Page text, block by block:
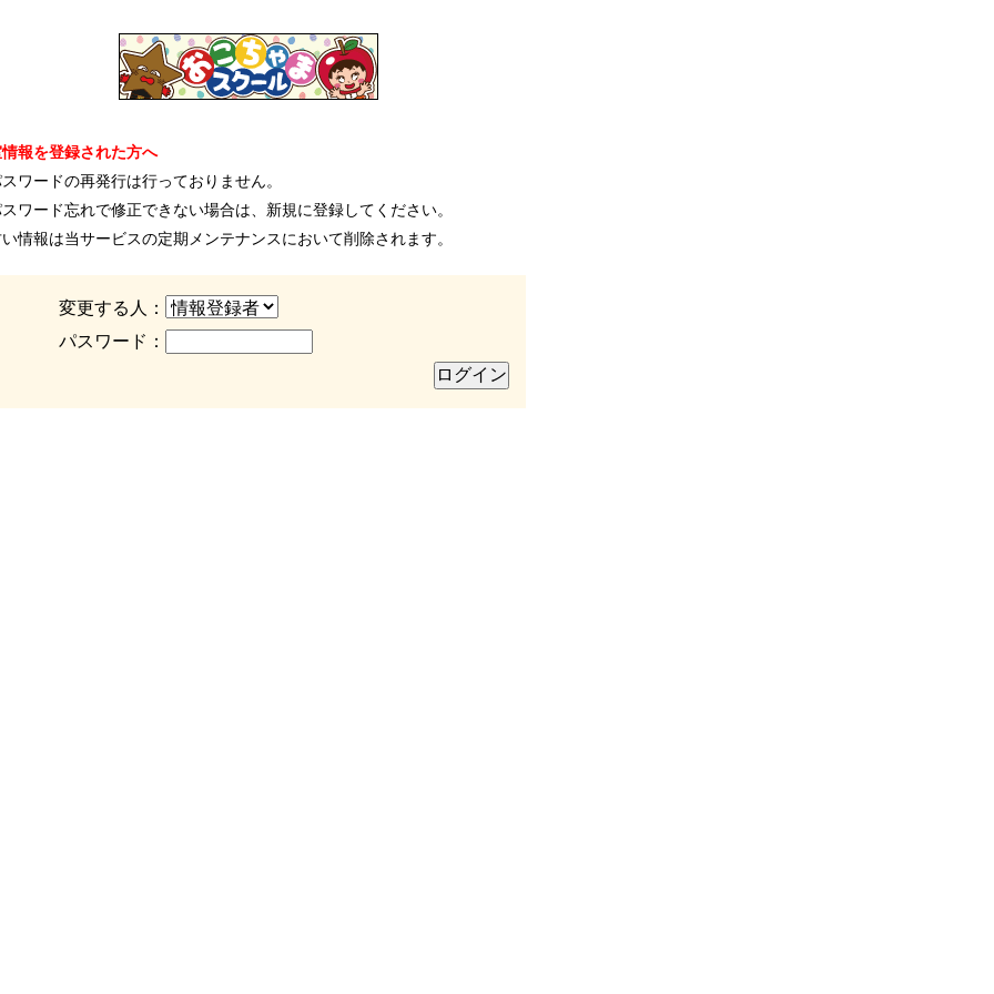
報を登録された方へ
スワードの再発行は行っておりません。
スワード忘れで修正できない場合は、新規に登録してください。
い情報は当サービスの定期メンテナンスにおいて削除されます。
変更する人：
パスワード：